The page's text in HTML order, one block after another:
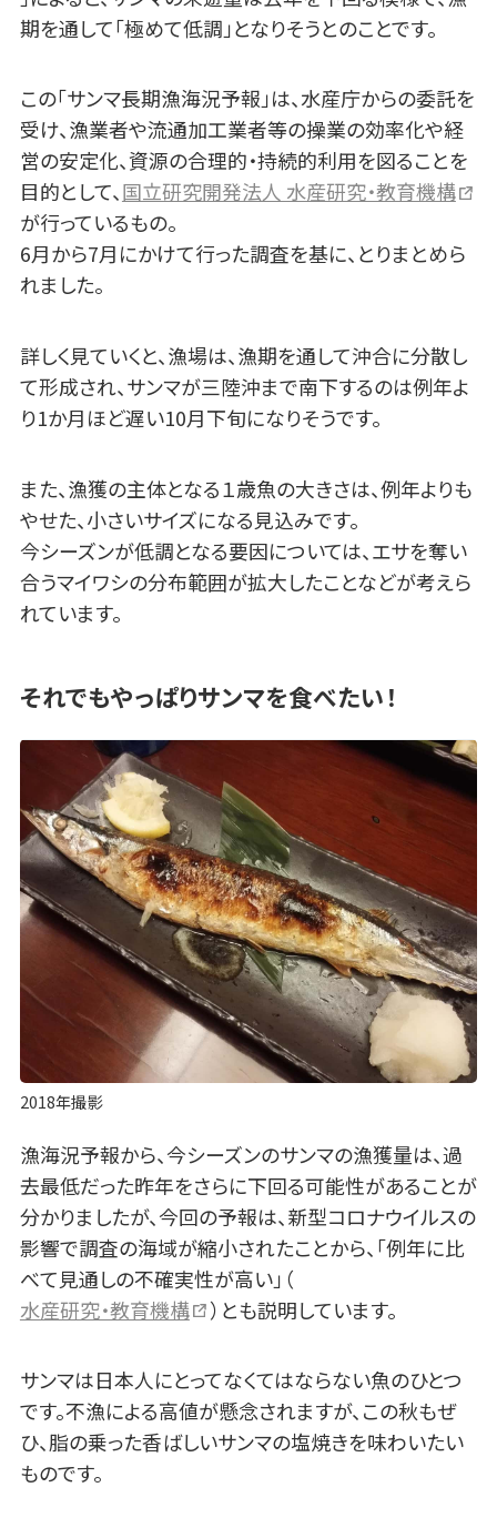
期を通して「極めて低調」となりそうとのことです。
この「サンマ長期漁海況予報」は、水産庁からの委託を
受け、漁業者や流通加工業者等の操業の効率化や経
営の安定化、資源の合理的・持続的利用を図ることを
目的として、国立研究開発法人 水産研究・教育機構
が行っているもの。
6月から7月にかけて行った調査を基に、とりまとめら
れました。
詳しく見ていくと、漁場は、漁期を通して沖合に分散し
て形成され、サンマが三陸沖まで南下するのは例年よ
り1か月ほど遅い10月下旬になりそうです。
また、漁獲の主体となる１歳魚の大きさは、例年よりも
やせた、小さいサイズになる見込みです。
今シーズンが低調となる要因については、エサを奪い
合うマイワシの分布範囲が拡大したことなどが考えら
れています。
それでもやっぱりサンマを食べたい！
2018年撮影
漁海況予報から、今シーズンのサンマの漁獲量は、過
去最低だった昨年をさらに下回る可能性があることが
分かりましたが、今回の予報は、新型コロナウイルスの
影響で調査の海域が縮小されたことから、「例年に比
べて見通しの不確実性が高い」（
水産研究・教育機構
）とも説明しています。
サンマは日本人にとってなくてはならない魚のひとつ
です。不漁による高値が懸念されますが、この秋もぜ
ひ、脂の乗った香ばしいサンマの塩焼きを味わいたい
ものです。